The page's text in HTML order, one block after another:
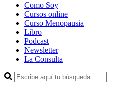
Como Soy
Cursos online
Curso Menopausia
Libro
Podcast
Newsletter
La Consulta